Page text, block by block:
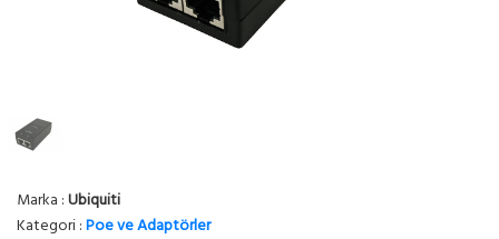
Marka :Ubiquiti
Kategori :Poe ve Adaptörler